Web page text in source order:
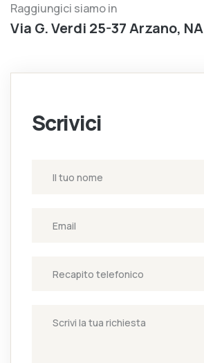
Raggiungici siamo in
Via G. Verdi 25-37 Arzano, NA
Scrivici